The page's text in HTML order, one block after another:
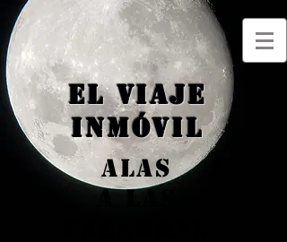
el viaje
inmóvil
alas
a las